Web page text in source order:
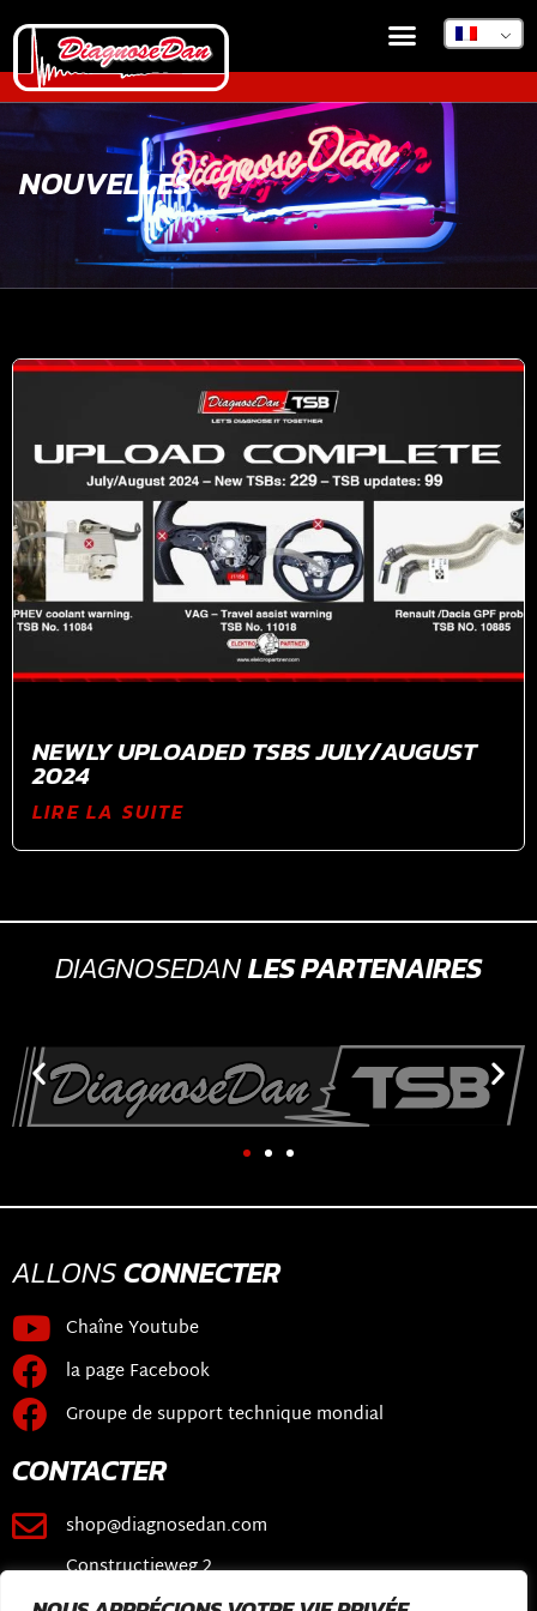
NOUVELLES
NEWLY UPLOADED TSBS JULY/AUGUST
2024
LIRE LA SUITE
DIAGNOSEDANLES PARTENAIRES
ALLONSCONNECTER
Chaîne Youtube
la page Facebook
Groupe de support technique mondial
CONTACTER
shop@diagnosedan.com
Constructieweg 2
3641 SB Mijdrecht